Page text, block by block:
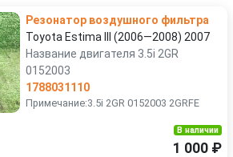
Резонатор воздушного фильтра
Toyota Estima III (2006—2008) 2007
Название двигателя 3.5i 2GR
0152003
1788031110
Примечание:3.5i 2GR 0152003 2GRFE
В наличии
1 000 ₽